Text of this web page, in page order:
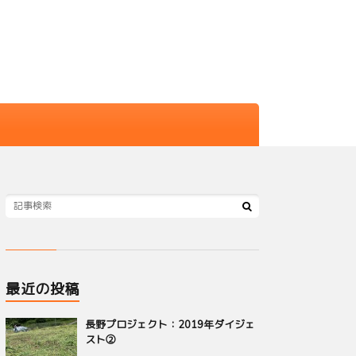
最近の投稿
長野プロジェクト：2019年ダイジェ
スト②